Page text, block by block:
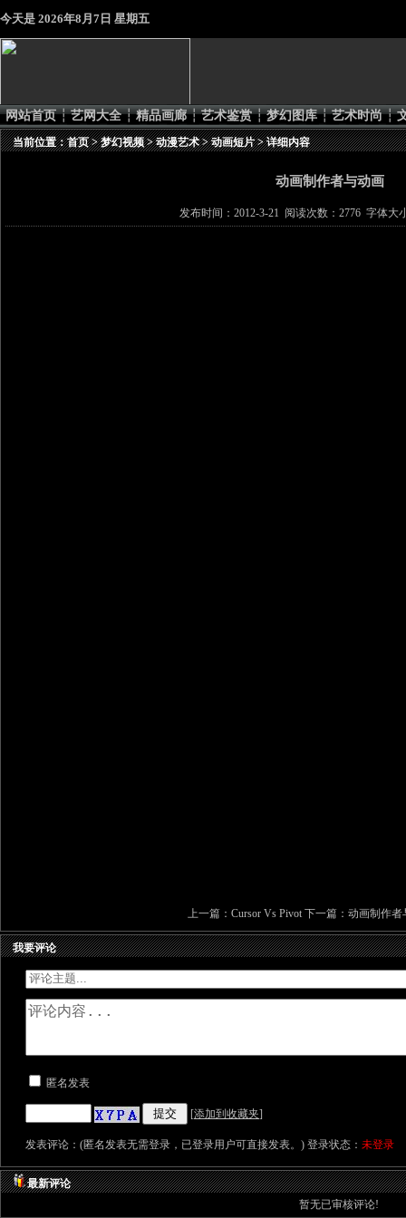
今天是 2026年8月7日 星期五
网站首页 ┆ 艺网大全 ┆ 精品画廊 ┆ 艺术鉴赏 ┆ 梦幻图库 ┆ 艺术时尚 ┆
当前位置：首页>梦幻视频>动漫艺术>动画短片> 详细内容
动画制作者与动画
发布时间：2012-3-21 阅读次数：2776 字体大
上一篇： Cursor Vs Pivot 下一篇： 动画制作者
我要评论
匿名发表
[添加到收藏夹]
发表评论：(匿名发表无需登录，已登录用户可直接发表。) 登录状态： 未登录
最新评论
暂无已审核评论!